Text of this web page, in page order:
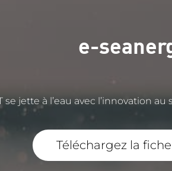
e-
se jette à l’eau avec l’innovation
Téléchargez la